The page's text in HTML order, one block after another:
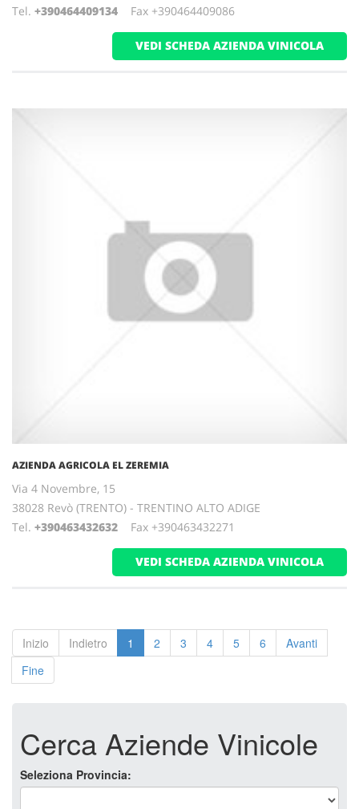
Tel. +390464409134 Fax +390464409086
VEDI SCHEDA AZIENDA VINICOLA
AZIENDA AGRICOLA EL ZEREMIA
Via 4 Novembre, 15
38028 Revò (TRENTO) - TRENTINO ALTO ADIGE
Tel. +390463432632 Fax +390463432271
VEDI SCHEDA AZIENDA VINICOLA
Inizio Indietro 1 2 3 4 5 6
Avanti
Fine
Cerca Aziende Vinicole
Seleziona Provincia: